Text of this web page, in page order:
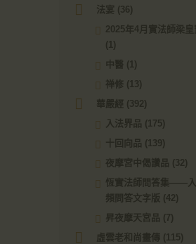
法宴 (36)
2025年4月實法師梁
(1)
中醫 (1)
禅修 (13)
華嚴經 (392)
入法界品 (175)
十回向品 (139)
夜摩宮中偈讚品 (32)
恆實法師問答集——
頻問答文字版 (42)
昇夜摩天宮品 (7)
虛雲老和尚畫傳 (115)